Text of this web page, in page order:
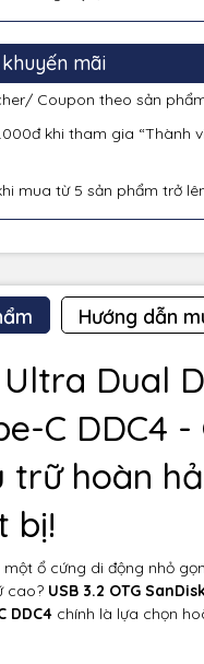
mãi
Coupon theo sản
khi tham gia “Thành
mua từ 5 sản phẩm trở
Hướng dẫn
Dual
C DDC4 -
trữ hoàn
bị!
ổ cứng di động nhỏ
cao? USB 3.2 OTG
DDC4 chính là lựa chọn